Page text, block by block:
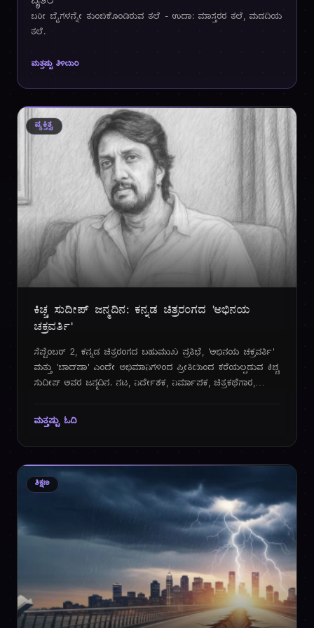
ಬರೀ ಬೈಗಳನ್ನೇ ತುಂಬಿಕೊಂಡಿರುವ ತಲೆ - ಉದಾ: ಮಾಸ್ತರರ ತಲೆ, ಮಡದಿಯ
ತಲೆ.
ಮತ್ತಷ್ಟು ತಿಳಿಯಿರಿ
ವ್ಯಕ್ತಿತ್ವ
ಕಿಚ್ಚ ಸುದೀಪ್ ಜನ್ಮದಿನ: ಕನ್ನಡ ಚಿತ್ರರಂಗದ 'ಅಭಿನಯ
ಚಕ್ರವರ್ತಿ'
ಸೆಪ್ಟೆಂಬರ್ 2, ಕನ್ನಡ ಚಿತ್ರರಂಗದ ಬಹುಮುಖ ಪ್ರತಿಭೆ, 'ಅಭಿನಯ ಚಕ್ರವರ್ತಿ'
ಮತ್ತು 'ಬಾದ್‌ಷಾ' ಎಂದೇ ಅಭಿಮಾನಿಗಳಿಂದ ಪ್ರೀತಿಯಿಂದ ಕರೆಯಲ್ಪಡುವ ಕಿಚ್ಚ
ಸುದೀಪ್ ಅವರ ಜನ್ಮದಿನ. ನಟ, ನಿರ್ದೇಶಕ, ನಿರ್ಮಾಪಕ, ಚಿತ್ರಕಥೆಗಾರ,
ವಿಶಿಷ್ಟ ಛಾಪು ಮೂಡಿಸಿರುವ ಸುದೀಪ್, ಕನ್ನಡದ ಗಡಿ ದಾಟಿ ರಾಷ್ಟ್ರಮಟ್ಟದಲ್ಲಿ
ಖ್ಯಾತಿ ಗಳಿಸಿದವರು.
ಮತ್ತಷ್ಟು ಓದಿ
ಶಿಕ್ಷಣ